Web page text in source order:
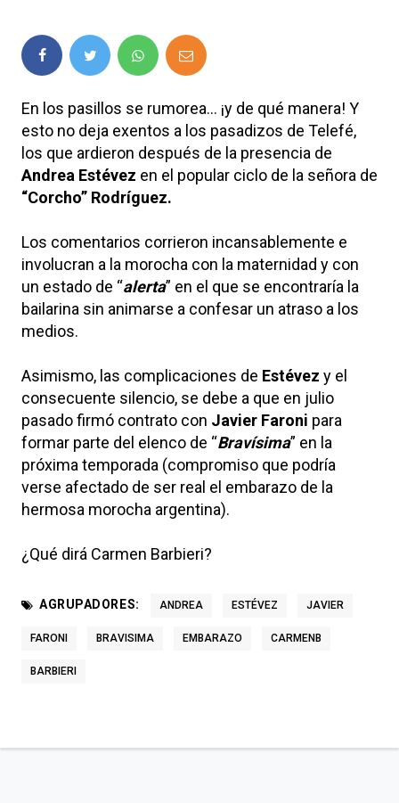
En los pasillos se rumorea… ¡y de qué manera! Y
esto no deja exentos a los pasadizos de Telefé,
los que ardieron después de la presencia de
Andrea Estévez en el popular ciclo de la señora de
“Corcho” Rodríguez.
Los comentarios corrieron incansablemente e
involucran a la morocha con la maternidad y con
un estado de “alerta” en el que se encontraría la
bailarina sin animarse a confesar un atraso a los
medios.
Asimismo, las complicaciones de Estévez y el
consecuente silencio, se debe a que en julio
pasado firmó contrato con Javier Faroni para
formar parte del elenco de “Bravísima” en la
próxima temporada (compromiso que podría
verse afectado de ser real el embarazo de la
hermosa morocha argentina).
¿Qué dirá Carmen Barbieri?
AGRUPADORES: ANDREA ESTÉVEZ JAVIER
FARONI BRAVISIMA EMBARAZO CARMENB
BARBIERI